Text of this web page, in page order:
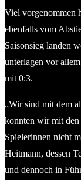
Viel vorgenommen
ebenfalls vom
Saisonsieg landen
unterlagen vor
mit 0:3.
„Wir sind mit dem
konnten wir mit den
Spielerinnen nicht
Heitmann, dessen
und dennoch in